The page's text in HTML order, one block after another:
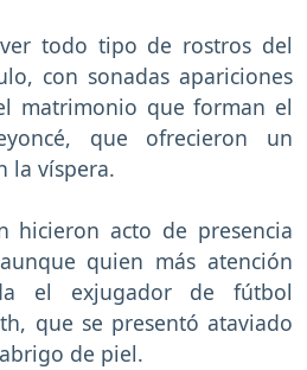
todo tipo de rostros del
con sonadas apariciones
matrimonio que forman el
que ofrecieron un
la víspera.
hicieron acto de presencia
quien más atención
el exjugador de fútbol
que se presentó ataviado
de piel.